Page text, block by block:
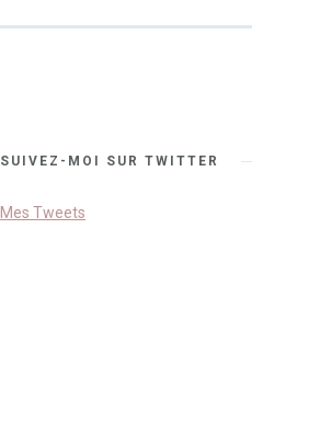
SUIVEZ-MOI SUR TWITTER
Mes Tweets